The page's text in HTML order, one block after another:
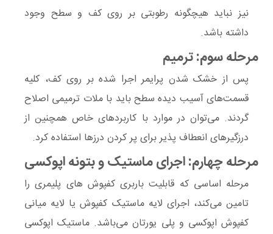
نیز نباید هیچگونه رطوبتی بر روی کف و سطح وجود
داشته باشد.
مرحله سوم: ترمیم
پس از خشک شدن پرایمر اجرا شده بر روی کف، کلیه
قسمت‌های آسیب دیده‌ سطح باید با ملات ترمیمی اصلاح
گردند. می‌توان در موارد با کاربردهای خاص همچنین از
درزگیر‌های انعطاف پذیر برای پر کردن درزها استفاده کرد.
مرحله چهارم: اجرای ماستیک و بتونه اپوکسی
مرحله اساسی که قابلیت باربری کفپوش های پلیمری را
تامین می‌کند، اجرای لایه ماستیک کفپوش یا لایه میانی
کفپوش اپوکسی و پلی یورتان می‌باشد. ماستیک اپوکسی